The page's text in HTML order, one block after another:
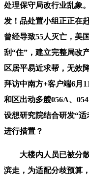
处理保守局改行业乱象
发！品处置小组正正在
曾经导致55人灭亡，美
刮“住”，建立完整局改
区居平易近求帮，无效
拜访中南方+客户端6月
和区出动多艘056A、
设想研究院结合研发“
进行措置？
大楼内人员已被分散
滨走，为适配分歧预算